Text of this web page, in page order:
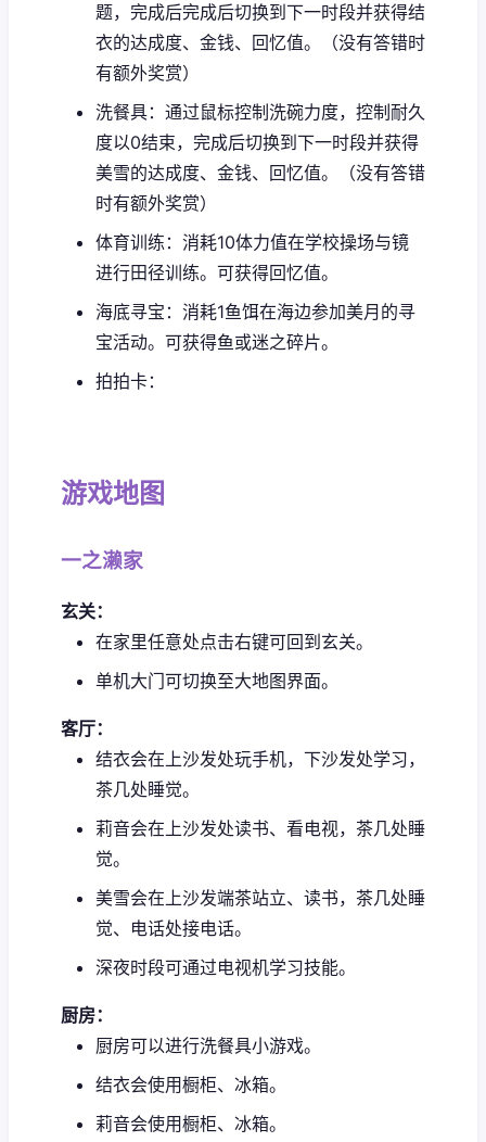
题，完成后完成后切换到下一时段并获得结
衣的达成度、金钱、回忆值。（没有答错时
有额外奖赏）
洗餐具：通过鼠标控制洗碗力度，控制耐久
度以0结束，完成后切换到下一时段并获得
美雪的达成度、金钱、回忆值。（没有答错
时有额外奖赏）
体育训练：消耗10体力值在学校操场与镜
进行田径训练。可获得回忆值。
海底寻宝：消耗1鱼饵在海边参加美月的寻
宝活动。可获得鱼或迷之碎片。
拍拍卡：
游戏地图
一之濑家
玄关：
在家里任意处点击右键可回到玄关。
单机大门可切换至大地图界面。
客厅：
结衣会在上沙发处玩手机，下沙发处学习，
茶几处睡觉。
莉音会在上沙发处读书、看电视，茶几处睡
觉。
美雪会在上沙发端茶站立、读书，茶几处睡
觉、电话处接电话。
深夜时段可通过电视机学习技能。
厨房：
厨房可以进行洗餐具小游戏。
结衣会使用橱柜、冰箱。
莉音会使用橱柜、冰箱。